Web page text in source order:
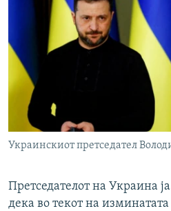
Украинскиот претседател
Претседателот на Украина
дека во текот на